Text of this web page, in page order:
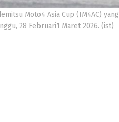
Moto4 Asia Cup (IM4AC) yang
28 Februari1 Maret 2026. (ist)